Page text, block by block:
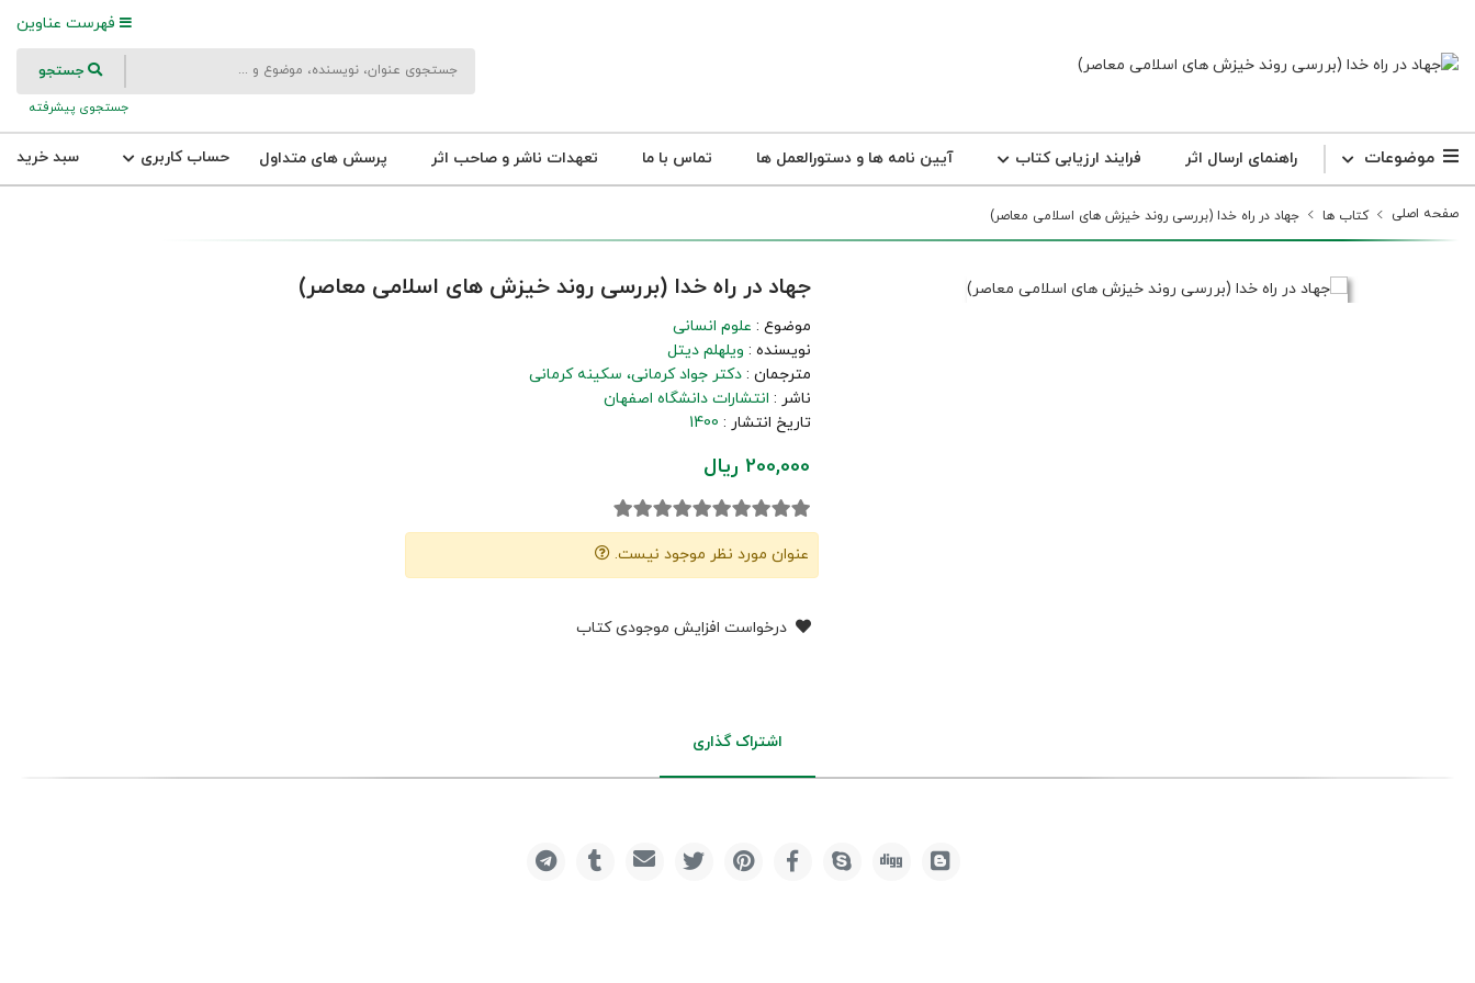
فهرست عناوین
جستجو
جستجوی پیشرفته
موضوعات راهنمای ارسال اثر فرایند ارزیابی کتاب آیین نامه ها و دستورالعمل ها تماس با ما تعهدات ناشر و صاحب اثر پرسش های متداول حساب کاربری سبد خرید
صفحه اصلی کتاب ها جهاد در راه خدا (بررسی روند خیزش های اسلامی معاصر)
جهاد در راه خدا (بررسی روند خیزش های اسلامی معاصر)
موضوع : علوم انسانی
نویسنده : ویلهلم دیتل
مترجمان : دکتر جواد کرمانی سکینه کرمانی
ناشر : انتشارات دانشگاه اصفهان
تاریخ انتشار : 1400
200,000 ریال
عنوان مورد نظر موجود نیست.
درخواست افزایش موجودی کتاب
اشتراک گذاری